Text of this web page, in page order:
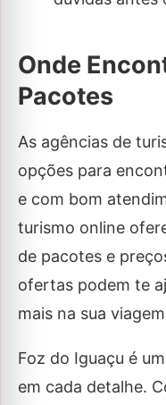
Onde
Pacotes
As agências de
opções para
e com bom
turismo online
de pacotes e
ofertas podem te
mais na sua
Foz do Iguaçu é
em cada detalhe.